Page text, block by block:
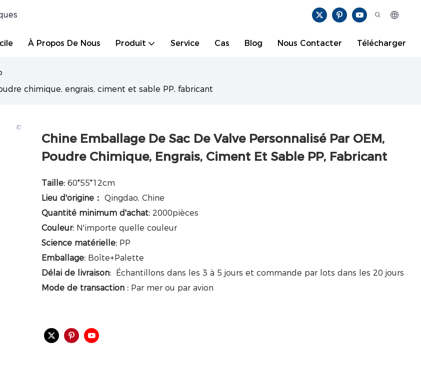
À Propos De Nous Produit Service Cas Blog Nous Contacter Télécharger
chimique, engrais, ciment et sable PP, fabricant
Chine Emballage De Sac De Valve Personnalisé Par OEM,
Poudre Chimique, Engrais, Ciment Et Sable PP, Fabricant
Taille: 60*55*12cm
Lieu d'origine： Qingdao, Chine
Quantité minimum d'achat: 2000pièces
Couleur: N'importe quelle couleur
Science matérielle: PP
Emballage: Boîte+Palette
Délai de livraison:
Échantillons dans les 3 à 5 jours et commande par lots dans les 20 jours
Mode de transaction : Par mer ou par avion